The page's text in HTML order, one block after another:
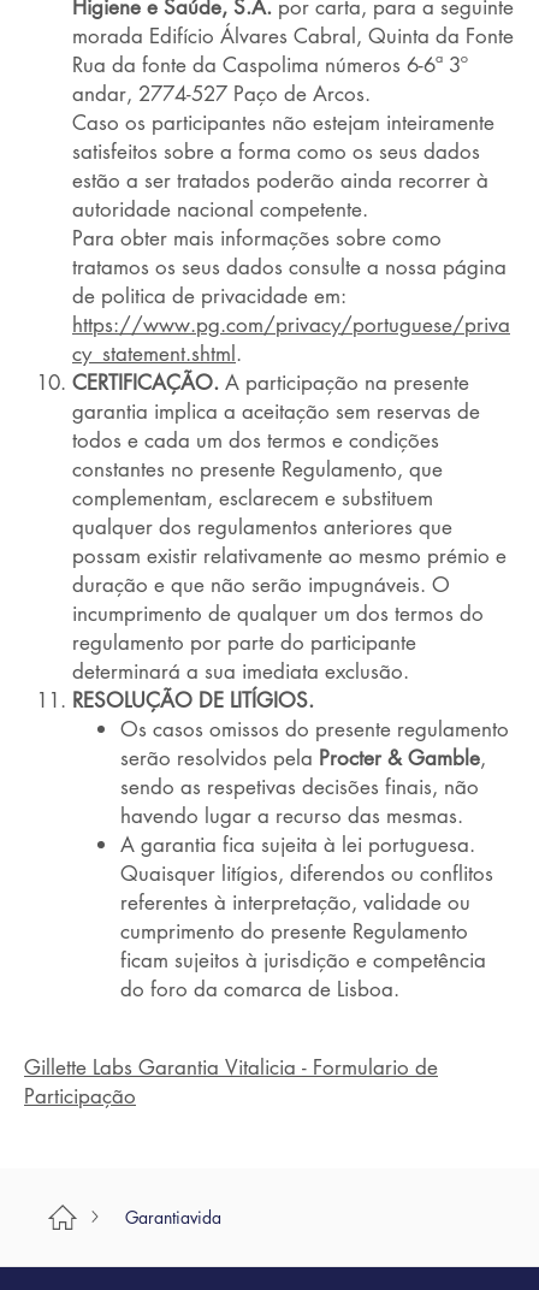
Higiene e Saúde, S.A. por carta, para a seguinte
morada Edifício Álvares Cabral, Quinta da Fonte
Rua da fonte da Caspolima números 6-6ª 3º
andar, 2774-527 Paço de Arcos.
Caso os participantes não estejam inteiramente
satisfeitos sobre a forma como os seus dados
estão a ser tratados poderão ainda recorrer à
autoridade nacional competente.
Para obter mais informações sobre como
tratamos os seus dados consulte a nossa página
de politica de privacidade em:
https://www.pg.com/privacy/portuguese/priva
cy_statement.shtml.
CERTIFICAÇÃO. A participação na presente
garantia implica a aceitação sem reservas de
todos e cada um dos termos e condições
constantes no presente Regulamento, que
complementam, esclarecem e substituem
qualquer dos regulamentos anteriores que
possam existir relativamente ao mesmo prémio e
duração e que não serão impugnáveis. O
incumprimento de qualquer um dos termos do
regulamento por parte do participante
determinará a sua imediata exclusão.
RESOLUÇÃO DE LITÍGIOS.
Os casos omissos do presente regulamento
serão resolvidos pela Procter & Gamble,
sendo as respetivas decisões finais, não
havendo lugar a recurso das mesmas.
A garantia fica sujeita à lei portuguesa.
Quaisquer litígios, diferendos ou conflitos
referentes à interpretação, validade ou
cumprimento do presente Regulamento
ficam sujeitos à jurisdição e competência
do foro da comarca de Lisboa.
Gillette Labs Garantia Vitalicia - Formulario de
Participação
Garantiavida